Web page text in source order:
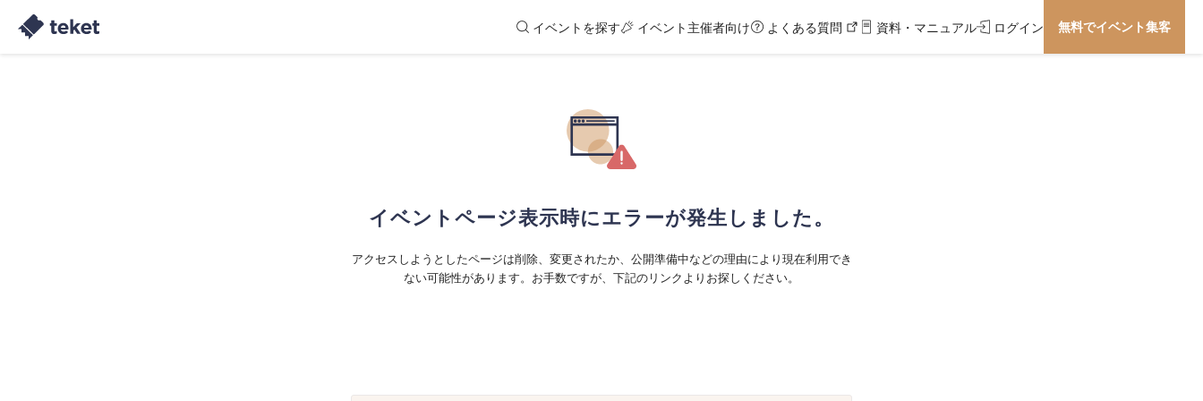
イベントを探す イベント主催者向け よくある質問 資料・マニュアル ログイン 無料でイベント集客
イベントページ表示時にエラーが発生しました。
アクセスしようとしたページは削除、変更されたか、公開準備中などの理由により現在利用でき
ない可能性があります。お手数ですが、下記のリンクよりお探しください。